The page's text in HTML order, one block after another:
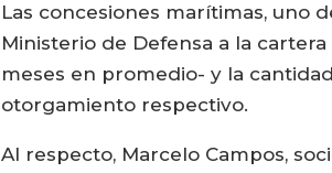
Las concesiones marítimas, uno
Ministerio de Defensa a la
meses en promedio- y la
otorgamiento respectivo.
Al respecto, Marcelo Campos,